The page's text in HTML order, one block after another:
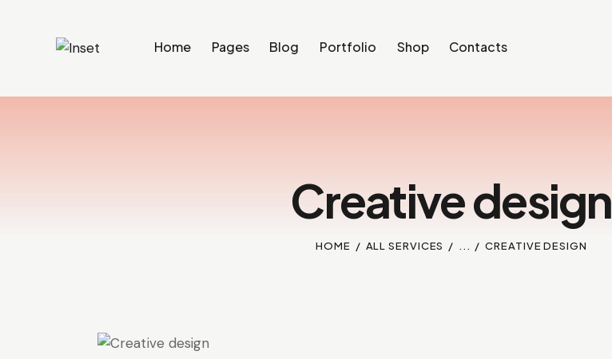
Home Pages Blog Portfolio Shop Contacts
Creative design
HOME ALL SERVICES ... CREATIVE DESIGN